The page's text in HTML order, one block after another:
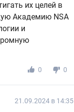
их целей в
Академию NSA
и
0 0
21.09.2024 в 14:35